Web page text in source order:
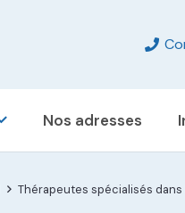
Nos adresses
Thérapeutes spécialisés dans